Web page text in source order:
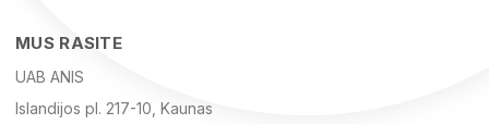
MUS RASITE
UAB ANIS
Islandijos pl. 217-10, Kaunas